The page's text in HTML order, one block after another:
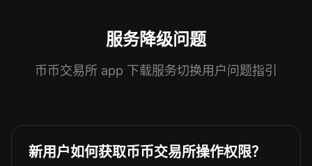
服务降级问题
币币交易所 app 下载服务切换用户问题指引
新用户如何获取币币交易所操作权限？